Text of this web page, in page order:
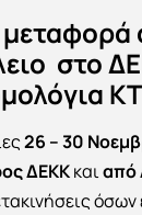
στο
26 – 30
ΔΕΚΚκαιαπό
όσων